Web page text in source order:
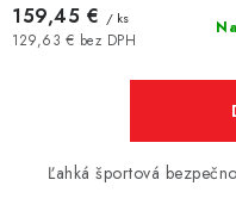
129,63 € bez DPH
159,45 € / ks
Ľahká športová